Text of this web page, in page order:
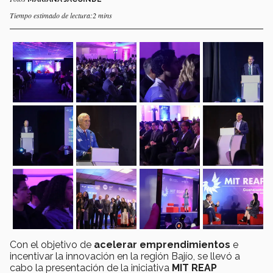
Tiempo estimado de lectura:2 mins
Con el objetivo de acelerar emprendimientos e
incentivar la innovación en la región Bajío, se llevó a
cabo la presentación de la iniciativa MIT REAP